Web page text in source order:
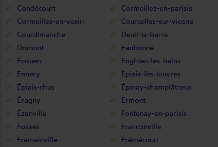
Condécourt
Cormeilles-en-parisis
Cormeilles-en-vexin
Courcelles-sur-viosne
Courdimanche
Deuil-la-barre
Domont
Eaubonne
Écouen
Enghien-les-bains
Ennery
Épiais-lès-louvres
Épiais-rhus
Épinay-champlâtreux
Éragny
Ermont
Ézanville
Fontenay-en-parisis
Fosses
Franconville
Frémainville
Frémécourt